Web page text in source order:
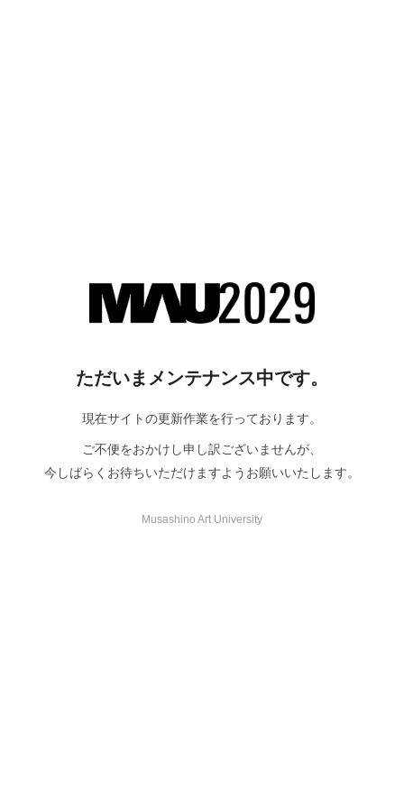
ただいまメンテナンス中です。
現在サイトの更新作業を行っております。
ご不便をおかけし申し訳ございませんが、
今しばらくお待ちいただけますようお願いいたします。
Musashino Art University